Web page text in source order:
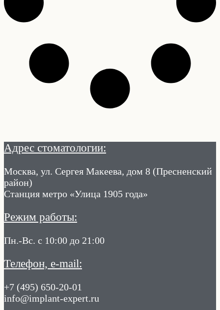
Адрес стоматологии:
Москва, ул. Сергея Макеева, дом 8 (Пресненский
район)
Станция метро «Улица 1905 года»
Режим работы:
Пн.-Вс. с 10:00 до 21:00
Телефон, e-mail:
+7 (495) 650-20-01
info@implant-expert.ru